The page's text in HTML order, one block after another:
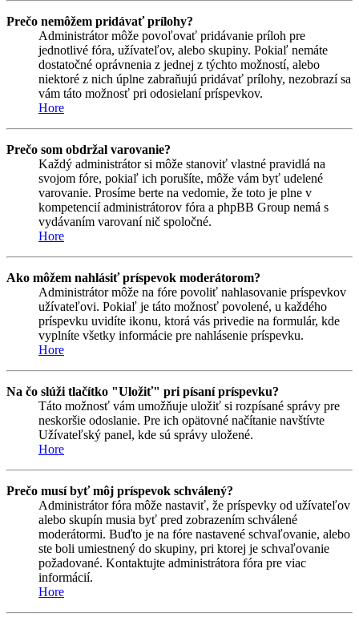
Prečo nemôžem pridávať prílohy?
Administrátor môže povoľovať pridávanie príloh pre
jednotlivé fóra, užívateľov, alebo skupiny. Pokiaľ nemáte
dostatočné oprávnenia z jednej z týchto možností, alebo
niektoré z nich úplne zabraňujú pridávať prílohy, nezobrazí sa
vám táto možnosť pri odosielaní príspevkov.
Hore
Prečo som obdržal varovanie?
Každý administrátor si môže stanoviť vlastné pravidlá na
svojom fóre, pokiaľ ich porušíte, môže vám byť udelené
varovanie. Prosíme berte na vedomie, že toto je plne v
kompetencií administrátorov fóra a phpBB Group nemá s
vydávaním varovaní nič spoločné.
Hore
Ako môžem nahlásiť príspevok moderátorom?
Administrátor môže na fóre povoliť nahlasovanie príspevkov
užívateľovi. Pokiaľ je táto možnosť povolené, u každého
príspevku uvidíte ikonu, ktorá vás privedie na formulár, kde
vyplníte všetky informácie pre nahlásenie príspevku.
Hore
Na čo slúži tlačítko "Uložiť" pri písaní príspevku?
Táto možnosť vám umožňuje uložiť si rozpísané správy pre
neskoršie odoslanie. Pre ich opätovné načítanie navštívte
Užívateľský panel, kde sú správy uložené.
Hore
Prečo musí byť môj príspevok schválený?
Administrátor fóra môže nastaviť, že príspevky od užívateľov
alebo skupín musia byť pred zobrazením schválené
moderátormi. Buďto je na fóre nastavené schvaľovanie, alebo
ste boli umiestnený do skupiny, pri ktorej je schvaľovanie
požadované. Kontaktujte administrátora fóra pre viac
informácií.
Hore